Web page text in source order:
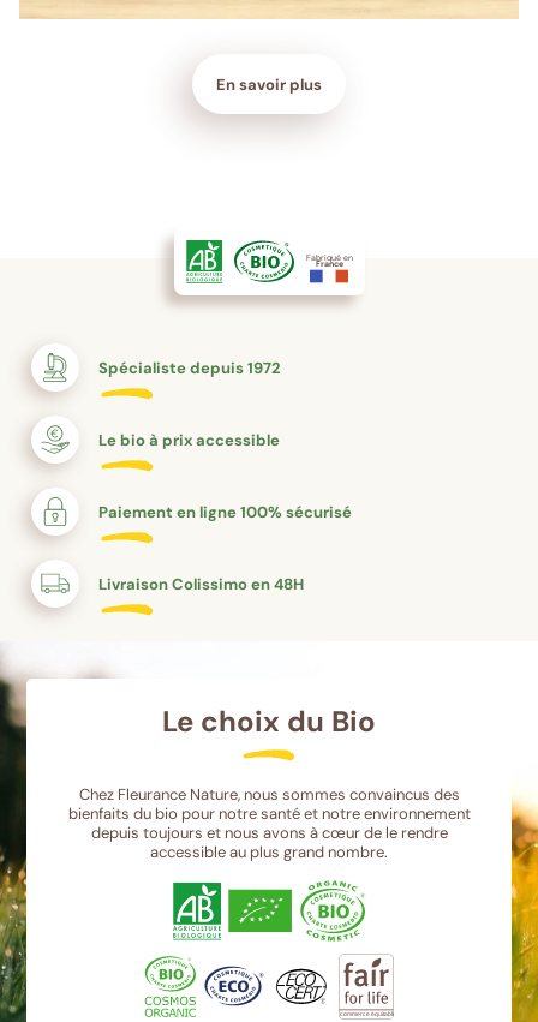
En savoir plus
Fabriqué en
France
Spécialiste depuis 1972
Le bio à prix accessible
Paiement en ligne 100% sécurisé
Livraison Colissimo en 48H
Le choix du Bio
Chez Fleurance Nature, nous sommes convaincus des
bienfaits du bio pour notre santé et notre environnement
depuis toujours et nous avons à cœur de le rendre
accessible au plus grand nombre.